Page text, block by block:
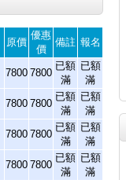
原價
優惠
價
備註 報名
7800 7800
已額
滿
已額
滿
7800 7800
已額
滿
已額
滿
7800 7800
已額
滿
已額
滿
7800 7800
已額
滿
已額
滿